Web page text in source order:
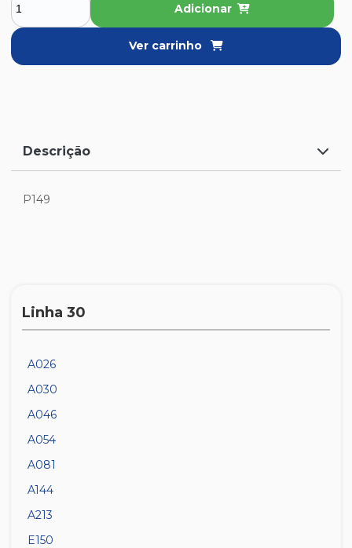
Adicionar
Ver carrinho
Descrição
P149
Linha 30
A026
A030
A046
A054
A081
A144
A213
E150